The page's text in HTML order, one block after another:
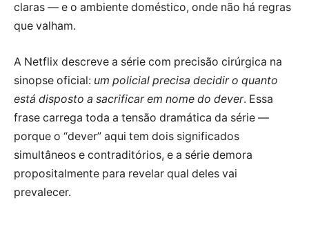
claras — e o ambiente doméstico, onde não há regras
que valham.
A Netflix descreve a série com precisão cirúrgica na
sinopse oficial: um policial precisa decidir o quanto
está disposto a sacrificar em nome do dever. Essa
frase carrega toda a tensão dramática da série —
porque o “dever” aqui tem dois significados
simultâneos e contraditórios, e a série demora
propositalmente para revelar qual deles vai
prevalecer.